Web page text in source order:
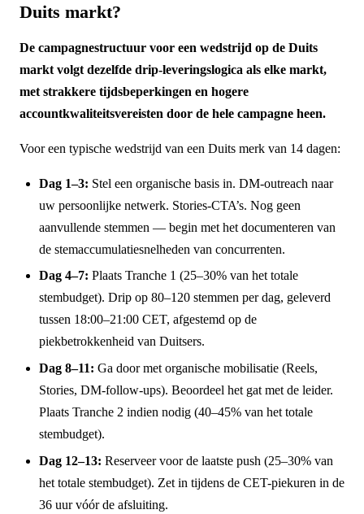
Duits markt?
De campagnestructuur voor een wedstrijd op de Duits
markt volgt dezelfde drip-leveringslogica als elke markt,
met strakkere tijdsbeperkingen en hogere
accountkwaliteitsvereisten door de hele campagne heen.
Voor een typische wedstrijd van een Duits merk van 14 dagen:
Dag 1–3: Stel een organische basis in. DM-outreach naar
uw persoonlijke netwerk. Stories-CTA’s. Nog geen
aanvullende stemmen — begin met het documenteren van
de stemaccumulatiesnelheden van concurrenten.
Dag 4–7: Plaats Tranche 1 (25–30% van het totale
stembudget). Drip op 80–120 stemmen per dag, geleverd
tussen 18:00–21:00 CET, afgestemd op de
piekbetrokkenheid van Duitsers.
Dag 8–11: Ga door met organische mobilisatie (Reels,
Stories, DM-follow-ups). Beoordeel het gat met de leider.
Plaats Tranche 2 indien nodig (40–45% van het totale
stembudget).
Dag 12–13: Reserveer voor de laatste push (25–30% van
het totale stembudget). Zet in tijdens de CET-piekuren in de
36 uur vóór de afsluiting.